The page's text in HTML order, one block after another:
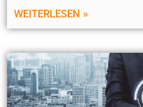
WEITERLESEN »